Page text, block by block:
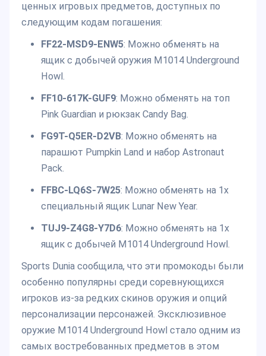
ценных игровых предметов, доступных по
следующим кодам погашения:
FF22-MSD9-ENW5: Можно обменять на
ящик с добычей оружия M1014 Underground
Howl.
FF10-617K-GUF9: Можно обменять на топ
Pink Guardian и рюкзак Candy Bag.
FG9T-Q5ER-D2VB: Можно обменять на
парашют Pumpkin Land и набор Astronaut
Pack.
FFBC-LQ6S-7W25: Можно обменять на 1x
специальный ящик Lunar New Year.
TUJ9-Z4G8-Y7D6: Можно обменять на 1x
ящик с добычей M1014 Underground Howl.
Sports Dunia сообщила, что эти промокоды были
особенно популярны среди соревнующихся
игроков из-за редких скинов оружия и опций
персонализации персонажей. Эксклюзивное
оружие M1014 Underground Howl стало одним из
самых востребованных предметов в этом